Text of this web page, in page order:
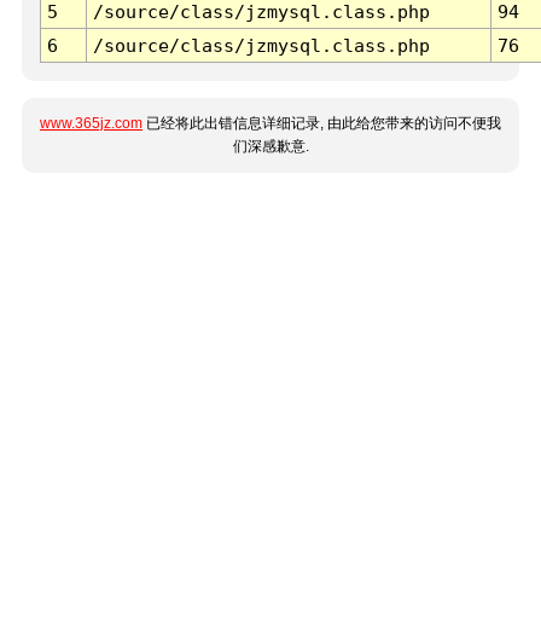
5
/source/class/jzmysql.class.php
94
6
/source/class/jzmysql.class.php 76
www.365jz.com 已经将此出错信息详细记录, 由此给您带来的访问不便我
们深感歉意.